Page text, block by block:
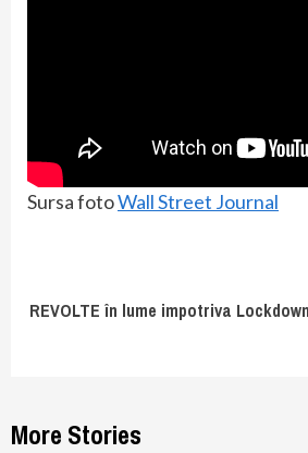
Sursa fotoWall Street Journal
Reading
REVOLTE în lume impotriva
More Stories